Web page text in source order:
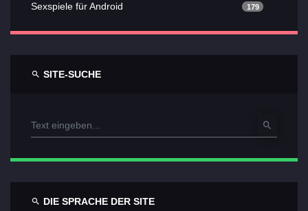
Sexspiele für Android 179
SITE-SUCHE
DIE SPRACHE DER SITE